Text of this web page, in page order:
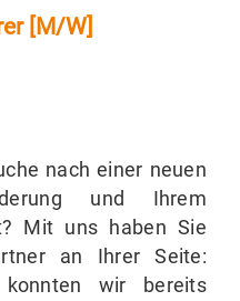
[M/W]
nach einer neuen
und Ihrem
Mit uns haben Sie
an Ihrer Seite:
konnten wir bereits